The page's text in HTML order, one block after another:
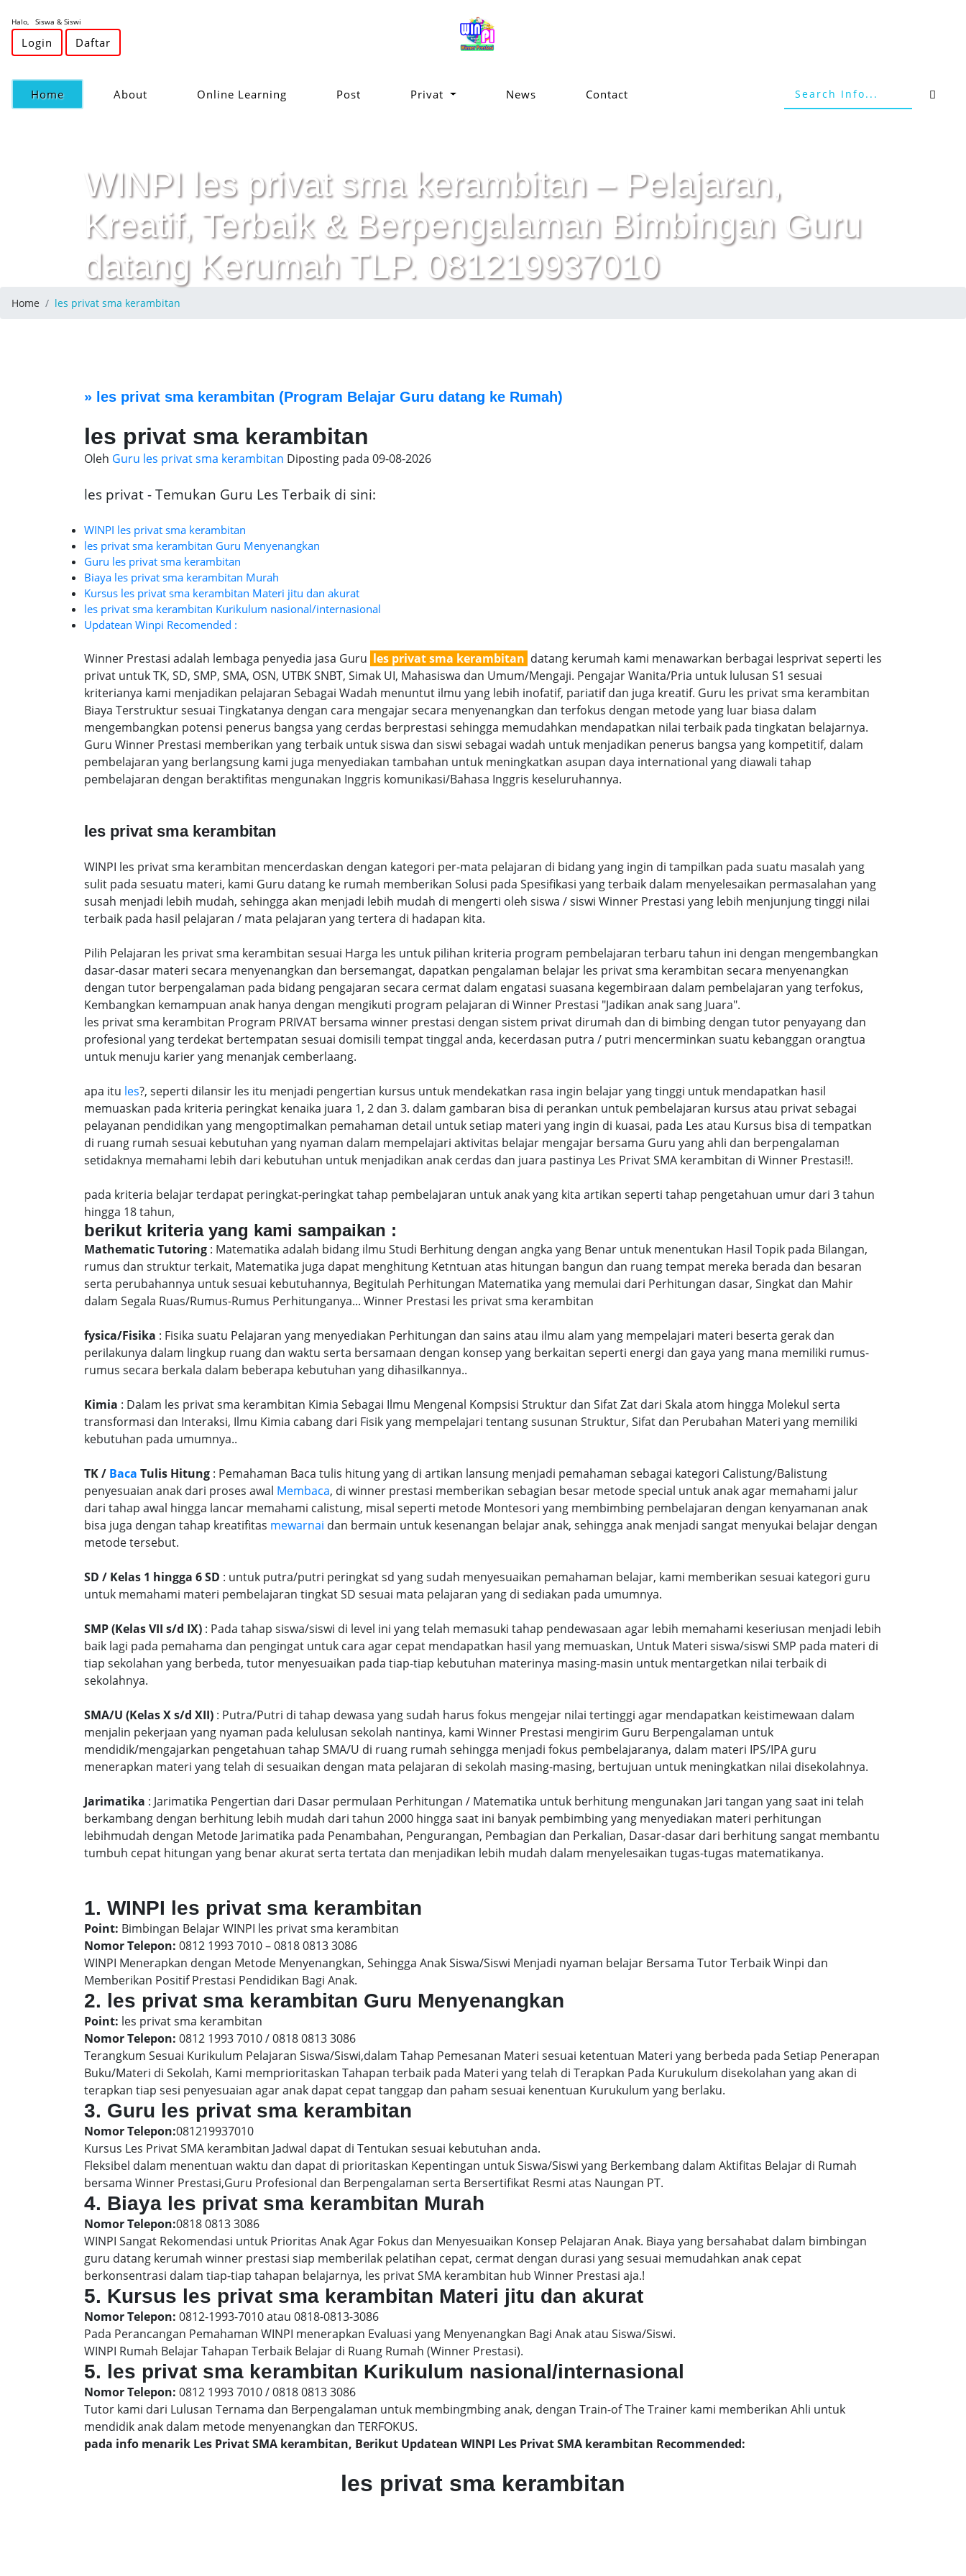
Halo, Siswa & Siswi
Login Daftar
Home(current) About Online Learning Post Privat News Contact
WINPI les privat sma kerambitan – Pelajaran,
Kreatif, Terbaik & Berpengalaman Bimbingan Guru
datang Kerumah TLP. 081219937010
Home les privat sma kerambitan
» les privat sma kerambitan (Program Belajar Guru datang ke Rumah)
les privat sma kerambitan
Oleh Guru les privat sma kerambitan Diposting pada 09-08-2026
les privat - Temukan Guru Les Terbaik di sini:
WINPI les privat sma kerambitan
les privat sma kerambitan Guru Menyenangkan
Guru les privat sma kerambitan
Biaya les privat sma kerambitan Murah
Kursus les privat sma kerambitan Materi jitu dan akurat
les privat sma kerambitan Kurikulum nasional/internasional
Updatean Winpi Recomended :
Winner Prestasi adalah lembaga penyedia jasa Guru les privat sma kerambitan datang kerumah kami menawarkan berbagai lesprivat seperti les
privat untuk TK, SD, SMP, SMA, OSN, UTBK SNBT, Simak UI, Mahasiswa dan Umum/Mengaji. Pengajar Wanita/Pria untuk lulusan S1 sesuai
kriterianya kami menjadikan pelajaran Sebagai Wadah menuntut ilmu yang lebih inofatif, pariatif dan juga kreatif. Guru les privat sma kerambitan
Biaya Terstruktur sesuai Tingkatanya dengan cara mengajar secara menyenangkan dan terfokus dengan metode yang luar biasa dalam
mengembangkan potensi penerus bangsa yang cerdas berprestasi sehingga memudahkan mendapatkan nilai terbaik pada tingkatan belajarnya.
Guru Winner Prestasi memberikan yang terbaik untuk siswa dan siswi sebagai wadah untuk menjadikan penerus bangsa yang kompetitif, dalam
pembelajaran yang berlangsung kami juga menyediakan tambahan untuk meningkatkan asupan daya international yang diawali tahap
pembelajaran dengan beraktifitas mengunakan Inggris komunikasi/Bahasa Inggris keseluruhannya.
les privat sma kerambitan
WINPI les privat sma kerambitan mencerdaskan dengan kategori per-mata pelajaran di bidang yang ingin di tampilkan pada suatu masalah yang
sulit pada sesuatu materi, kami Guru datang ke rumah memberikan Solusi pada Spesifikasi yang terbaik dalam menyelesaikan permasalahan yang
susah menjadi lebih mudah, sehingga akan menjadi lebih mudah di mengerti oleh siswa / siswi Winner Prestasi yang lebih menjunjung tinggi nilai
terbaik pada hasil pelajaran / mata pelajaran yang tertera di hadapan kita.
Pilih Pelajaran les privat sma kerambitan sesuai Harga les untuk pilihan kriteria program pembelajaran terbaru tahun ini dengan mengembangkan
dasar-dasar materi secara menyenangkan dan bersemangat, dapatkan pengalaman belajar les privat sma kerambitan secara menyenangkan
dengan tutor berpengalaman pada bidang pengajaran secara cermat dalam engatasi suasana kegembiraan dalam pembelajaran yang terfokus,
Kembangkan kemampuan anak hanya dengan mengikuti program pelajaran di Winner Prestasi "Jadikan anak sang Juara".
les privat sma kerambitan Program PRIVAT bersama winner prestasi dengan sistem privat dirumah dan di bimbing dengan tutor penyayang dan
profesional yang terdekat bertempatan sesuai domisili tempat tinggal anda, kecerdasan putra / putri mencerminkan suatu kebanggan orangtua
untuk menuju karier yang menanjak cemberlaang.
apa itu les?, seperti dilansir les itu menjadi pengertian kursus untuk mendekatkan rasa ingin belajar yang tinggi untuk mendapatkan hasil
memuaskan pada kriteria peringkat kenaika juara 1, 2 dan 3. dalam gambaran bisa di perankan untuk pembelajaran kursus atau privat sebagai
pelayanan pendidikan yang mengoptimalkan pemahaman detail untuk setiap materi yang ingin di kuasai, pada Les atau Kursus bisa di tempatkan
di ruang rumah sesuai kebutuhan yang nyaman dalam mempelajari aktivitas belajar mengajar bersama Guru yang ahli dan berpengalaman
setidaknya memahami lebih dari kebutuhan untuk menjadikan anak cerdas dan juara pastinya Les Privat SMA kerambitan di Winner Prestasi!!.
pada kriteria belajar terdapat peringkat-peringkat tahap pembelajaran untuk anak yang kita artikan seperti tahap pengetahuan umur dari 3 tahun
hingga 18 tahun,
berikut kriteria yang kami sampaikan :
Mathematic Tutoring : Matematika adalah bidang ilmu Studi Berhitung dengan angka yang Benar untuk menentukan Hasil Topik pada Bilangan,
rumus dan struktur terkait, Matematika juga dapat menghitung Ketntuan atas hitungan bangun dan ruang tempat mereka berada dan besaran
serta perubahannya untuk sesuai kebutuhannya, Begitulah Perhitungan Matematika yang memulai dari Perhitungan dasar, Singkat dan Mahir
dalam Segala Ruas/Rumus-Rumus Perhitunganya... Winner Prestasi les privat sma kerambitan
fysica/Fisika : Fisika suatu Pelajaran yang menyediakan Perhitungan dan sains atau ilmu alam yang mempelajari materi beserta gerak dan
perilakunya dalam lingkup ruang dan waktu serta bersamaan dengan konsep yang berkaitan seperti energi dan gaya yang mana memiliki rumus-
rumus secara berkala dalam beberapa kebutuhan yang dihasilkannya..
Kimia : Dalam les privat sma kerambitan Kimia Sebagai Ilmu Mengenal Kompsisi Struktur dan Sifat Zat dari Skala atom hingga Molekul serta
transformasi dan Interaksi, Ilmu Kimia cabang dari Fisik yang mempelajari tentang susunan Struktur, Sifat dan Perubahan Materi yang memiliki
kebutuhan pada umumnya..
TK / Baca Tulis Hitung : Pemahaman Baca tulis hitung yang di artikan lansung menjadi pemahaman sebagai kategori Calistung/Balistung
penyesuaian anak dari proses awal Membaca, di winner prestasi memberikan sebagian besar metode special untuk anak agar memahami jalur
dari tahap awal hingga lancar memahami calistung, misal seperti metode Montesori yang membimbing pembelajaran dengan kenyamanan anak
bisa juga dengan tahap kreatifitas mewarnai dan bermain untuk kesenangan belajar anak, sehingga anak menjadi sangat menyukai belajar dengan
metode tersebut.
SD / Kelas 1 hingga 6 SD : untuk putra/putri peringkat sd yang sudah menyesuaikan pemahaman belajar, kami memberikan sesuai kategori guru
untuk memahami materi pembelajaran tingkat SD sesuai mata pelajaran yang di sediakan pada umumnya.
SMP (Kelas VII s/d IX) : Pada tahap siswa/siswi di level ini yang telah memasuki tahap pendewasaan agar lebih memahami keseriusan menjadi lebih
baik lagi pada pemahama dan pengingat untuk cara agar cepat mendapatkan hasil yang memuaskan, Untuk Materi siswa/siswi SMP pada materi di
tiap sekolahan yang berbeda, tutor menyesuaikan pada tiap-tiap kebutuhan materinya masing-masin untuk mentargetkan nilai terbaik di
sekolahnya.
SMA/U (Kelas X s/d XII) : Putra/Putri di tahap dewasa yang sudah harus fokus mengejar nilai tertinggi agar mendapatkan keistimewaan dalam
menjalin pekerjaan yang nyaman pada kelulusan sekolah nantinya, kami Winner Prestasi mengirim Guru Berpengalaman untuk
mendidik/mengajarkan pengetahuan tahap SMA/U di ruang rumah sehingga menjadi fokus pembelajaranya, dalam materi IPS/IPA guru
menerapkan materi yang telah di sesuaikan dengan mata pelajaran di sekolah masing-masing, bertujuan untuk meningkatkan nilai disekolahnya.
Jarimatika : Jarimatika Pengertian dari Dasar permulaan Perhitungan / Matematika untuk berhitung mengunakan Jari tangan yang saat ini telah
berkambang dengan berhitung lebih mudah dari tahun 2000 hingga saat ini banyak pembimbing yang menyediakan materi perhitungan
lebihmudah dengan Metode Jarimatika pada Penambahan, Pengurangan, Pembagian dan Perkalian, Dasar-dasar dari berhitung sangat membantu
tumbuh cepat hitungan yang benar akurat serta tertata dan menjadikan lebih mudah dalam menyelesaikan tugas-tugas matematikanya.
1. WINPI les privat sma kerambitan
Point: Bimbingan Belajar WINPI les privat sma kerambitan
Nomor Telepon: 0812 1993 7010 – 0818 0813 3086
WINPI Menerapkan dengan Metode Menyenangkan, Sehingga Anak Siswa/Siswi Menjadi nyaman belajar Bersama Tutor Terbaik Winpi dan
Memberikan Positif Prestasi Pendidikan Bagi Anak.
2. les privat sma kerambitan Guru Menyenangkan
Point: les privat sma kerambitan
Nomor Telepon: 0812 1993 7010 / 0818 0813 3086
Terangkum Sesuai Kurikulum Pelajaran Siswa/Siswi,dalam Tahap Pemesanan Materi sesuai ketentuan Materi yang berbeda pada Setiap Penerapan
Buku/Materi di Sekolah, Kami memprioritaskan Tahapan terbaik pada Materi yang telah di Terapkan Pada Kurukulum disekolahan yang akan di
terapkan tiap sesi penyesuaian agar anak dapat cepat tanggap dan paham sesuai kenentuan Kurukulum yang berlaku.
3. Guru les privat sma kerambitan
Nomor Telepon:081219937010
Kursus Les Privat SMA kerambitan Jadwal dapat di Tentukan sesuai kebutuhan anda.
Fleksibel dalam menentuan waktu dan dapat di prioritaskan Kepentingan untuk Siswa/Siswi yang Berkembang dalam Aktifitas Belajar di Rumah
bersama Winner Prestasi,Guru Profesional dan Berpengalaman serta Bersertifikat Resmi atas Naungan PT.
4. Biaya les privat sma kerambitan Murah
Nomor Telepon:0818 0813 3086
WINPI Sangat Rekomendasi untuk Prioritas Anak Agar Fokus dan Menyesuaikan Konsep Pelajaran Anak. Biaya yang bersahabat dalam bimbingan
guru datang kerumah winner prestasi siap memberilak pelatihan cepat, cermat dengan durasi yang sesuai memudahkan anak cepat
berkonsentrasi dalam tiap-tiap tahapan belajarnya, les privat SMA kerambitan hub Winner Prestasi aja.!
5. Kursus les privat sma kerambitan Materi jitu dan akurat
Nomor Telepon: 0812-1993-7010 atau 0818-0813-3086
Pada Perancangan Pemahaman WINPI menerapkan Evaluasi yang Menyenangkan Bagi Anak atau Siswa/Siswi.
WINPI Rumah Belajar Tahapan Terbaik Belajar di Ruang Rumah (Winner Prestasi).
5. les privat sma kerambitan Kurikulum nasional/internasional
Nomor Telepon: 0812 1993 7010 / 0818 0813 3086
Tutor kami dari Lulusan Ternama dan Berpengalaman untuk membingmbing anak, dengan Train-of The Trainer kami memberikan Ahli untuk
mendidik anak dalam metode menyenangkan dan TERFOKUS.
pada info menarik Les Privat SMA kerambitan, Berikut Updatean WINPI Les Privat SMA kerambitan Recommended:
les privat sma kerambitan